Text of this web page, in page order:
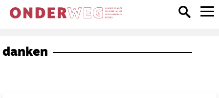
danken